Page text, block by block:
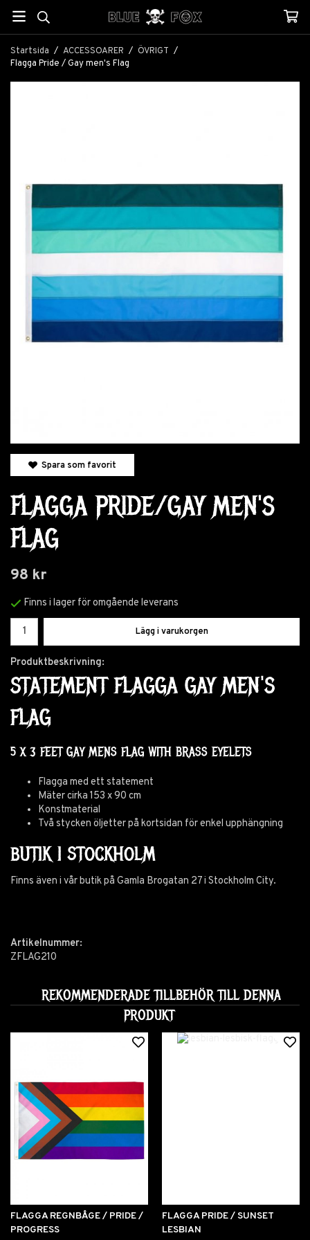
Startsida / ACCESSOARER / ÖVRIGT /
Flagga Pride / Gay men's Flag
Spara som favorit
FLAGGA PRIDE/GAY MEN'S
FLAG
98 kr
Finns i lager för omgående leverans
Lägg i varukorgen
Produktbeskrivning:
STATEMENT FLAGGA GAY MEN'S
FLAG
5 X 3 FEET GAY MENS FLAG WITH BRASS EYELETS
Flagga med ett statement
Mäter cirka 153 x 90 cm
Konstmaterial
Två stycken öljetter på kortsidan för enkel upphängning
BUTIK I STOCKHOLM
Finns även i vår butik på Gamla Brogatan 27 i Stockholm City.
Artikelnummer:
ZFLAG210
REKOMMENDERADE TILLBEHÖR TILL DENNA
PRODUKT
FLAGGA REGNBÅGE / PRIDE /
PROGRESS
FLAGGA PRIDE / SUNSET
LESBIAN